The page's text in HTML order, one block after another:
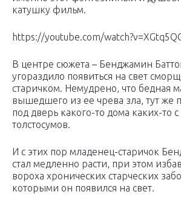
катушку фильм.
https://youtube.com/
В центре сюжета – Бенджамин
угораздило появиться на свет
старичком. Немудрено, что бедная
вышедшего из ее чрева зла, тут же
под дверь какого-то дома каких-то с
толстосумов.
И с этих пор младенец-старичок
стал медленно расти, при этом
вороха хронических старческих
которыми он появился на свет.